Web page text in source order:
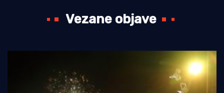
Vezane objave